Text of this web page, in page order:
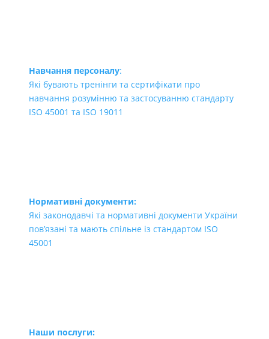
Навчання персоналу:
Які бувають тренінги та сертифікати про
навчання розумінню та застосуванню стандарту
ISO 45001 та ISO 19011
Нормативні документи:
Які законодавчі та нормативні документи України
пов’язані та мають спільне із стандартом ISO
45001
Наши послуги: